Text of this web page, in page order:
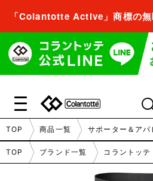
「Colantotte Active」商標の
会員登録す
商品をお気に入り登録でき
会員登録す
商品をお気に入り登録で
閉じ
TOP 商品一覧 サポーター＆アパ
TOP ブランド一覧 コラントッテ